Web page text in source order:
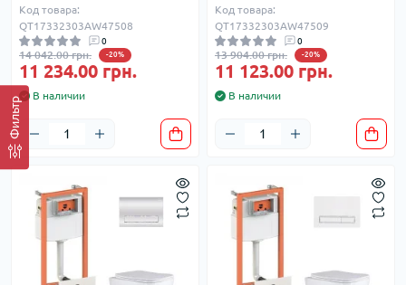
Фильтр
Код товара:
QT17332303AW47508
0
14 042.00 грн. -20%
11 234.00 грн.
В наличии
Код товара:
QT17332303AW47509
0
13 904.00 грн. -20%
11 123.00 грн.
В наличии